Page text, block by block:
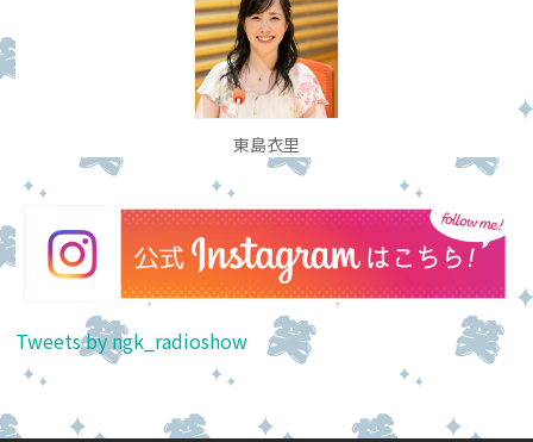
東島衣里
Tweets by ngk_radioshow